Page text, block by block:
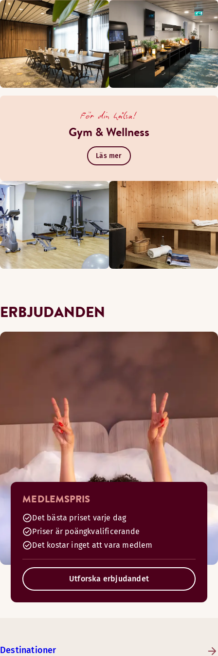
För din hälsa!
Gym & Wellness
Läs mer
ERBJUDANDEN
MEDLEMSPRIS
Det bästa priset varje dag
Priser är poängkvalificerande
Det kostar inget att vara medlem
Utforska erbjudandet
Destinationer